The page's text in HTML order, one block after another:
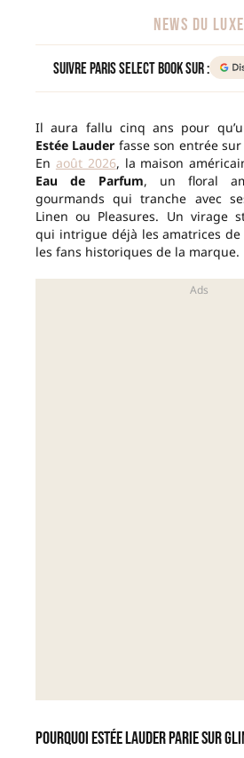
NEWS DU LUXE
Suivre Paris Select Book sur :
Il aura fallu cinq ans pour
Estée Lauder fasse son entrée
En août 2026, la maison
Eau de Parfum, un floral
gourmands qui tranche avec
Linen ou Pleasures. Un virage
qui intrigue déjà les amatrices de
les fans historiques de la marque.
Pourquoi Estée Lauder parie sur